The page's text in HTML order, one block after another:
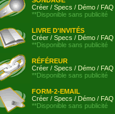
Créer / Specs / Démo / FAQ
**Disponible sans publicité
LIVRE D'INVITÉS
Créer / Specs / Démo / FAQ
**Disponible sans publicité
RÉFÉREUR
Créer / Specs / Démo / FAQ
**Disponible sans publicité
FORM-2-EMAIL
Créer / Specs / Démo / FAQ
**Disponible sans publicité